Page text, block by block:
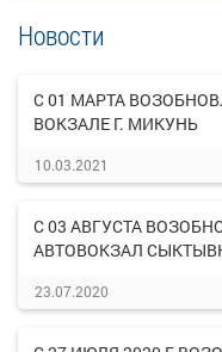
Новости
С 01 МАРТА
ВОКЗАЛЕ Г. МИКУНЬ
10.03.2021
С 03 АВГУСТА
АВТОВОКЗАЛ
23.07.2020